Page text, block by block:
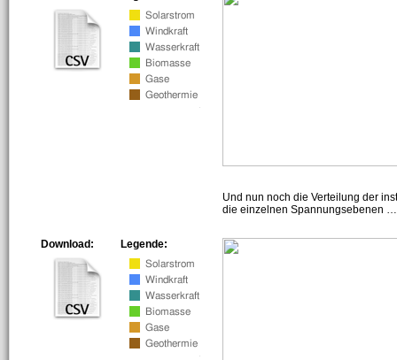
Und nun noch die Verteilung der
die einzelnen Spannungsebenen
Legende:
Download: